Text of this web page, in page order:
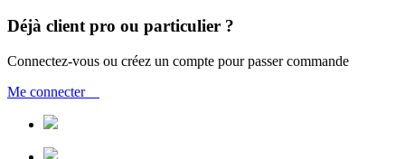
Déjà client pro ou particulier ?
Connectez-vous ou créez un compte pour passer commande
Me connecter